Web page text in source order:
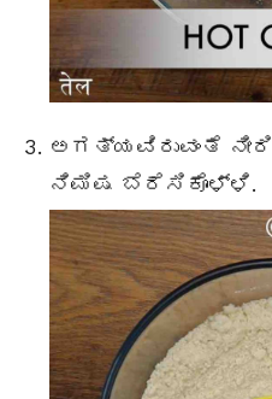
ಅಗತ್ಯವಿರುವಂತೆ
ನಿಮಿಷ ಬೆರೆಸಿಕೊಳ್ಳಿ.